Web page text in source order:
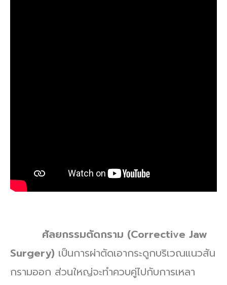
ศัลยกรรมตัดกราม (Corrective Jaw
Surgery) เป็นการผ่าตัดเอากระดูกบริเวณแนวสัน
กรามออก ส่วนใหญ่จะทำควบคู่ไปกับการเหลา